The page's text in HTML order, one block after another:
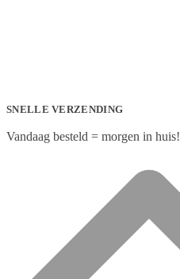
SNELLE VERZENDING
Vandaag besteld = morgen in huis!